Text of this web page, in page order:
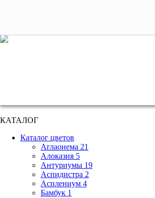
КАТАЛОГ
Каталог цветов
Аглаонема 21
Алоказия 5
Антуриумы 19
Аспидистра 2
Асплениум 4
Бамбук 1